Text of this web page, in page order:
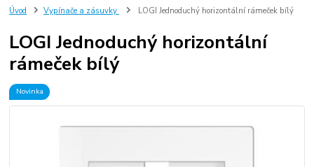
Úvod Vypínače a zásuvky LOGI Jednoduchý horizontální rámeček bílý
LOGI Jednoduchý horizontální
rámeček bílý
Novinka